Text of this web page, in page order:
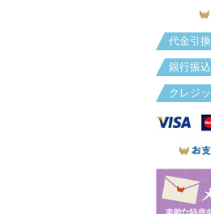
代金引換
銀行振込
クレジ